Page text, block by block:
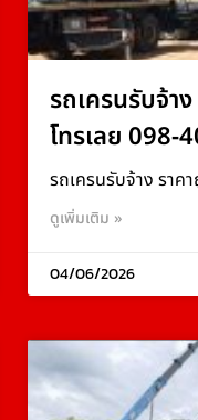
รถเครนรับจ้า
โทรเลย 098-
รถเครนรับจ้าง ราค
ดูเพิ่มเติม »
04/06/2026